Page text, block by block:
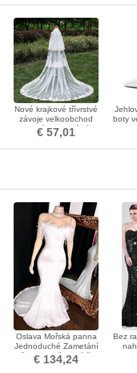
Nové krajkové třívrstvé
závoje velkoobchod
svatební svatební závoj
svatební doplňky
€ 57,01
boty
Oslava Mořská panna
Jednoduché Zametání
vlečka Společenské šaty
€ 134,24
Bez